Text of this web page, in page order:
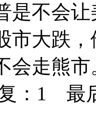
是不会
市大跌
会走熊市
：1 最